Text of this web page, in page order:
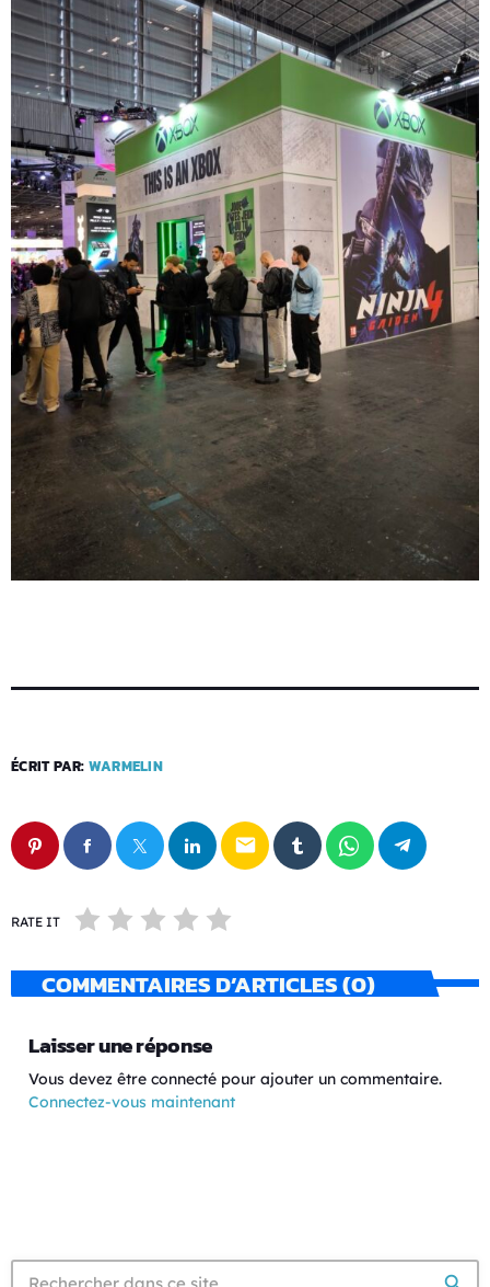
ÉCRIT PAR: WARMELIN
email
RATE IT
COMMENTAIRES D’ARTICLES (0)
Laisser une réponse
Vous devez être connecté pour ajouter un commentaire.
Connectez-vous maintenant